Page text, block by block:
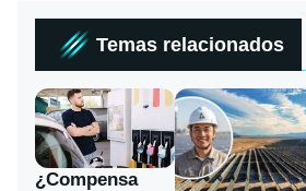
Temas relacionados
¿Compensa